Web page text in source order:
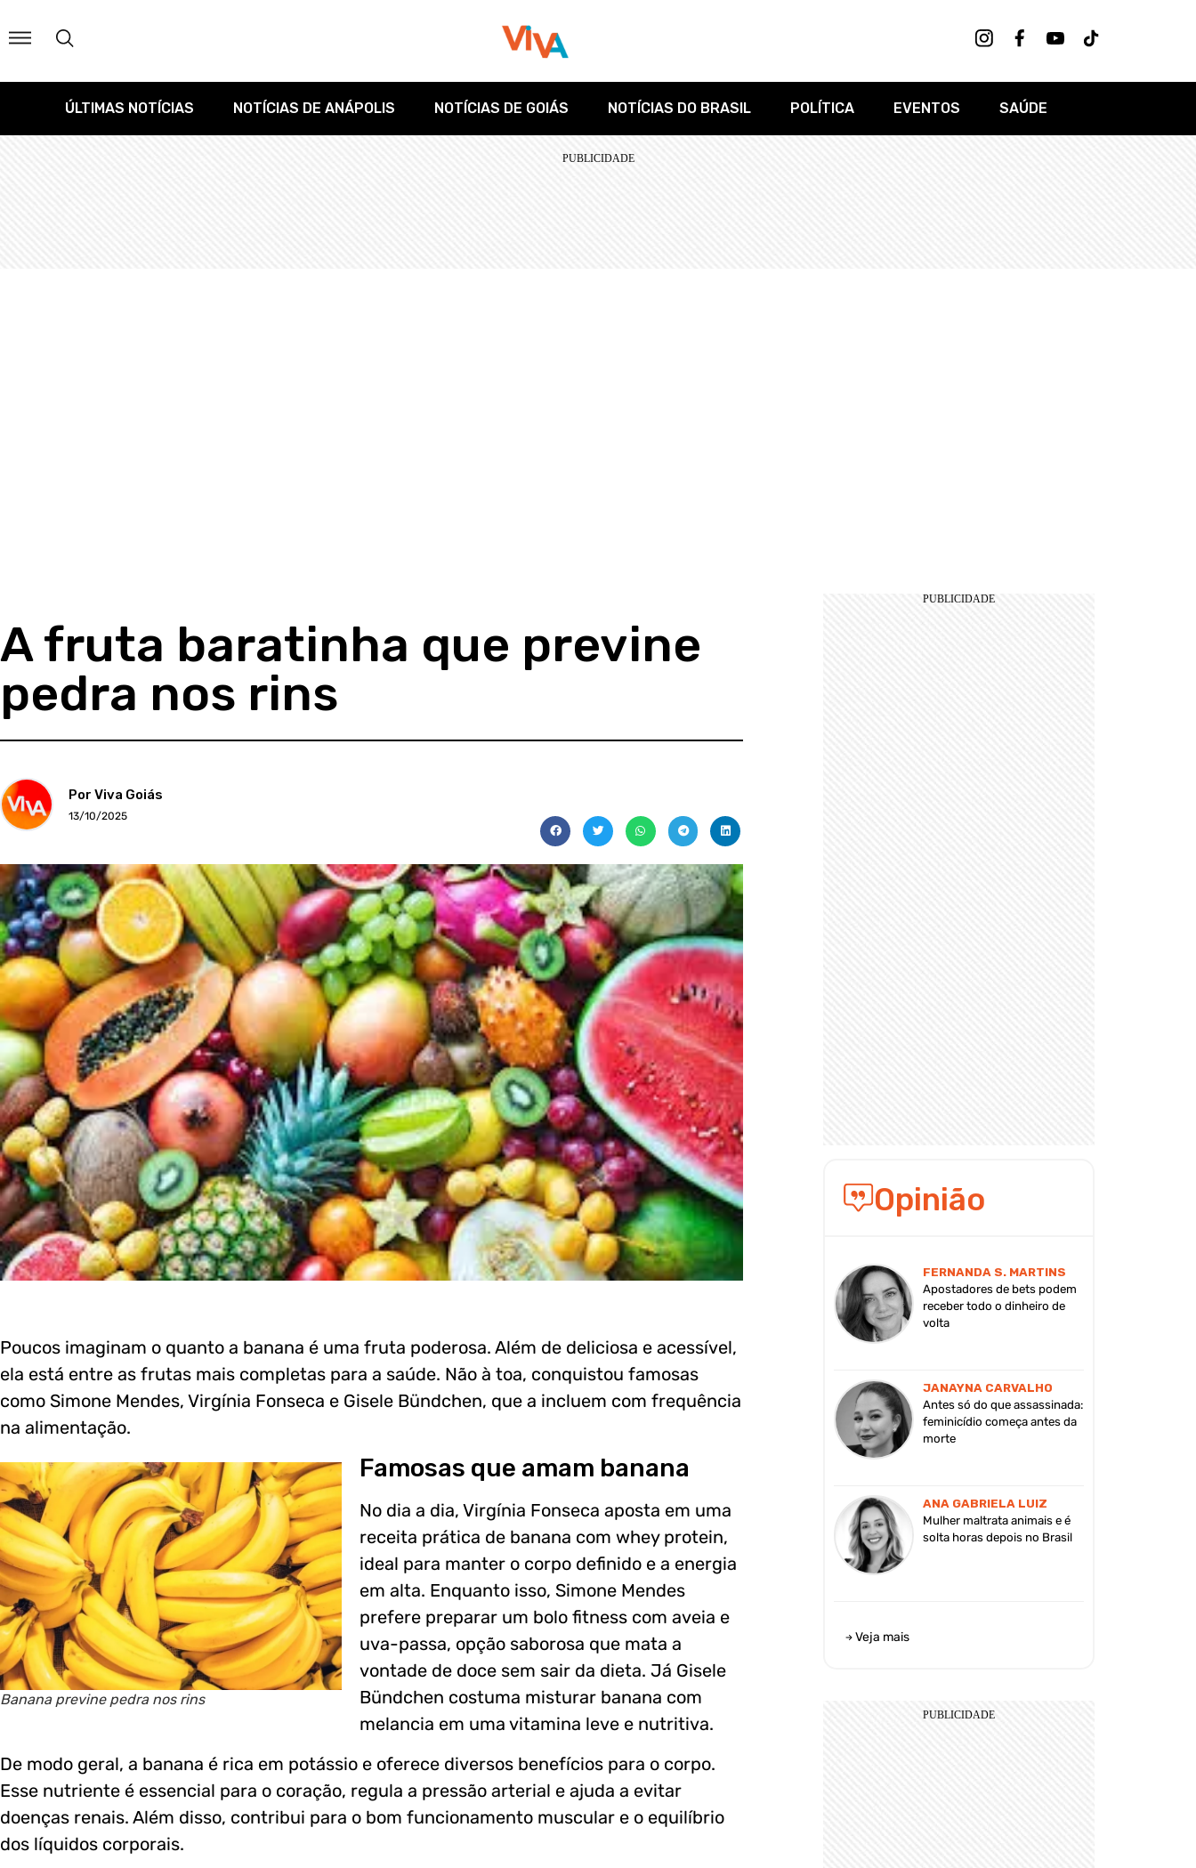
ÚLTIMAS NOTÍCIAS NOTÍCIAS DE ANÁPOLIS NOTÍCIAS DE GOIÁS NOTÍCIAS DO BRASIL POLÍTICA EVENTOS SAÚDE
A fruta baratinha que previne
pedra nos rins
Por Viva Goiás
13/10/2025
Poucos imaginam o quanto a banana é uma fruta poderosa. Além de deliciosa e acessível,
ela está entre as frutas mais completas para a saúde. Não à toa, conquistou famosas
como Simone Mendes, Virgínia Fonseca e Gisele Bündchen, que a incluem com frequência
na alimentação.
Banana previne pedra nos rins
Famosas que amam banana
No dia a dia, Virgínia Fonseca aposta em uma
receita prática de banana com whey protein,
ideal para manter o corpo definido e a energia
em alta. Enquanto isso, Simone Mendes
prefere preparar um bolo fitness com aveia e
uva-passa, opção saborosa que mata a
vontade de doce sem sair da dieta. Já Gisele
Bündchen costuma misturar banana com
melancia em uma vitamina leve e nutritiva.
De modo geral, a banana é rica em potássio e oferece diversos benefícios para o corpo.
Esse nutriente é essencial para o coração, regula a pressão arterial e ajuda a evitar
doenças renais. Além disso, contribui para o bom funcionamento muscular e o equilíbrio
dos líquidos corporais.
Opinião
FERNANDA S. MARTINS
Apostadores de bets podem
receber todo o dinheiro de
volta
JANAYNA CARVALHO
Antes só do que assassinada:
feminicídio começa antes da
morte
ANA GABRIELA LUIZ
Mulher maltrata animais e é
solta horas depois no Brasil
Veja mais